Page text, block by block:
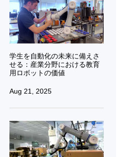
学生を自動化の未来に備えさ
せる：産業分野における教育
用ロボットの価値
Aug 21, 2025